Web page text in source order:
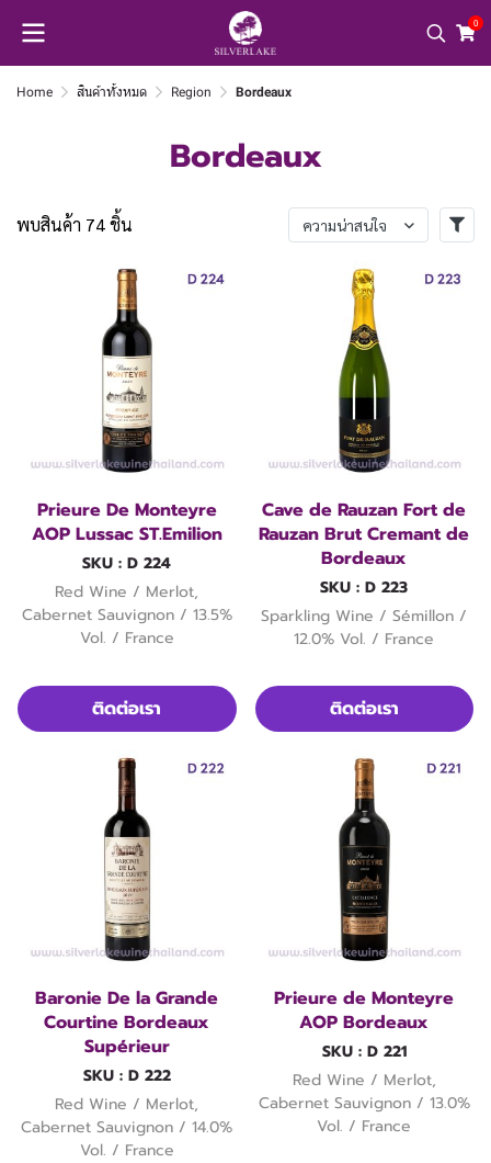
0
Home สินค้าทั้งหมด Region Bordeaux
Bordeaux
พบสินค้า 74 ชิ้น ความน่าสนใจ
Prieure De Monteyre
AOP Lussac ST.Emilion
SKU : D 224
Red Wine / Merlot,
Cabernet Sauvignon / 13.5%
Vol. / France
ติดต่อเรา
Cave de Rauzan Fort de
Rauzan Brut Cremant de
Bordeaux
SKU : D 223
Sparkling Wine / Sémillon /
12.0% Vol. / France
ติดต่อเรา
Baronie De la Grande
Courtine Bordeaux
Supérieur
SKU : D 222
Red Wine / Merlot,
Cabernet Sauvignon / 14.0%
Vol. / France
Prieure de Monteyre
AOP Bordeaux
SKU : D 221
Red Wine / Merlot,
Cabernet Sauvignon / 13.0%
Vol. / France